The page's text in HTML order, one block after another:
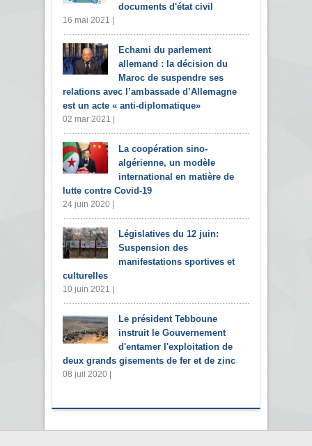
documents d'état civil
16 mai 2021 |
Echami du parlement
allemand : la décision du
Maroc de suspendre ses
relations avec l’ambassade d’Allemagne
est un acte « anti-diplomatique»
02 mar 2021 |
La coopération sino-
algérienne, un modèle
international en matière de
lutte contre Covid-19
24 juin 2020 |
Législatives du 12 juin:
Suspension des
manifestations sportives et
culturelles
10 juin 2021 |
Le président Tebboune
instruit le Gouvernement
d'entamer l'exploitation de
deux grands gisements de fer et de zinc
08 juil 2020 |